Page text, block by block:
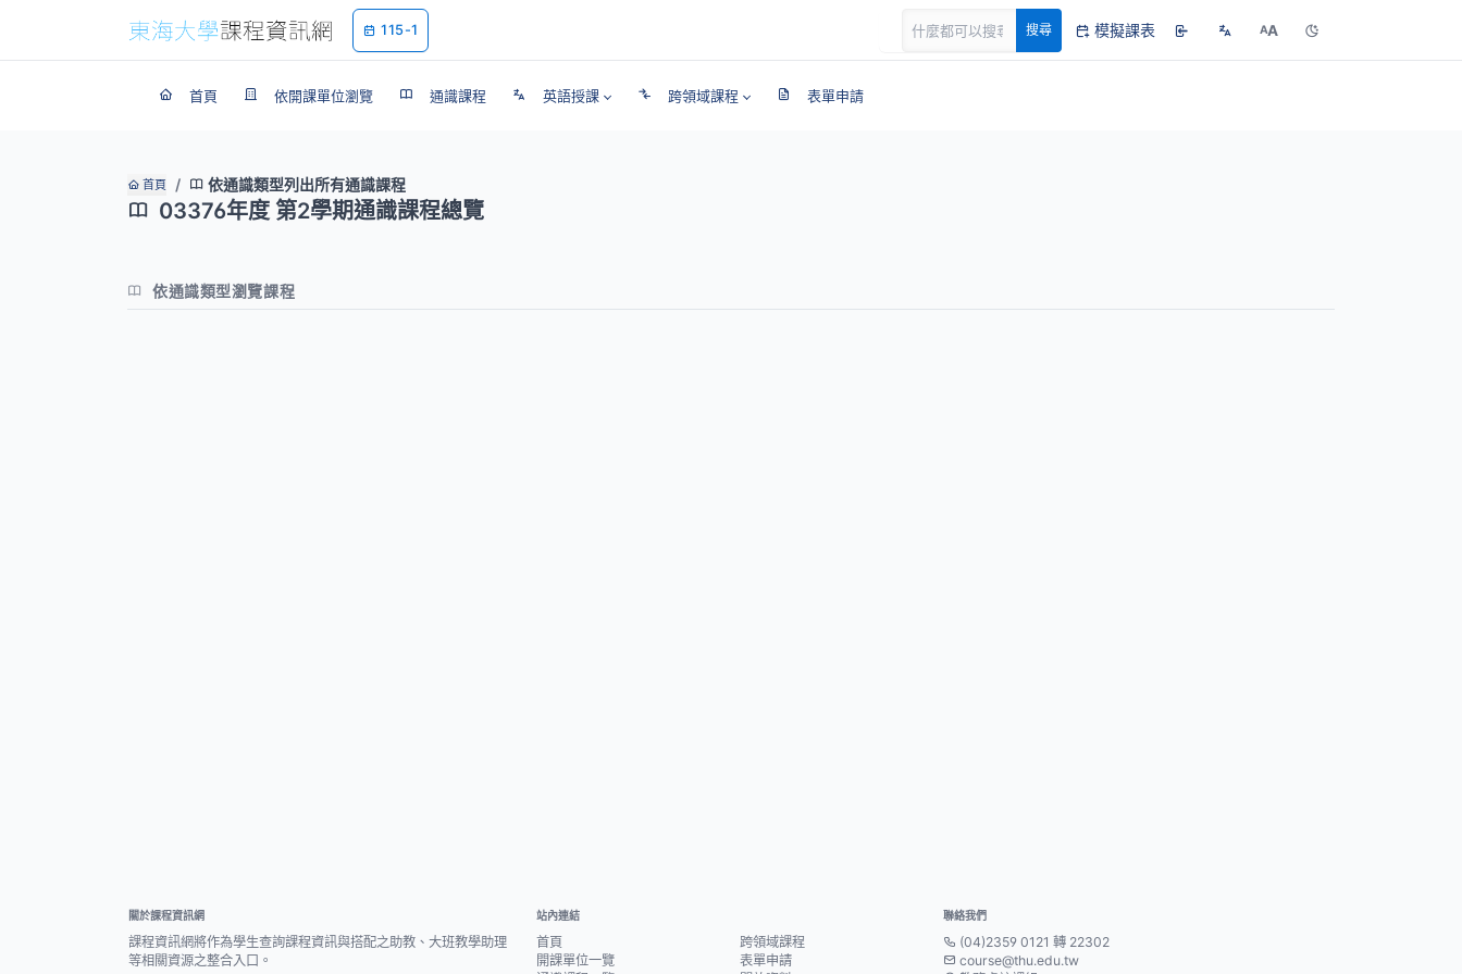
115-1 搜尋 模擬課表 AA
首頁 依開課單位瀏覽 通識課程 英語授課 跨領域課程 表單申請
首頁 依通識類型列出所有通識課程
03376年度 第2學期通識課程總覽
依通識類型瀏覽課程
關於課程資訊網
課程資訊網將作為學生查詢課程資訊與搭配之助教、大班教學助理
等相關資源之整合入口。
站內連結
首頁
開課單位一覽
跨領域課程
表單申請
聯絡我們
(04)2359 0121 轉 22302
course@thu.edu.tw